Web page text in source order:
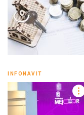
INFONAVIT